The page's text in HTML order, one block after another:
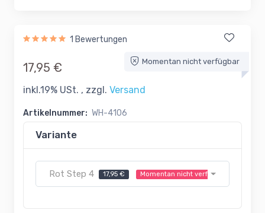
1 Bewertungen
Momentan nicht verfügbar
17,95 €
inkl.19% USt. , zzgl. Versand
Artikelnummer: WH-4106
Variante
Rot Step 4 17,95 € Momentan nicht verfügbar